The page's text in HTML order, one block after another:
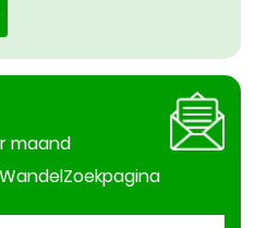
maand